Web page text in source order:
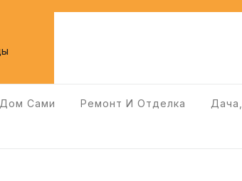
Сами Ремонт И Отделка